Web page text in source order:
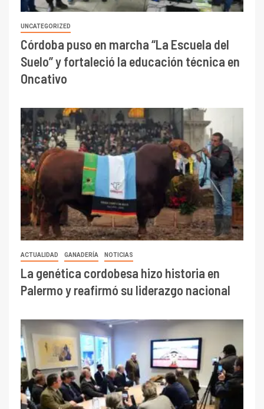
UNCATEGORIZED
Córdoba puso en marcha “La Escuela del
Suelo” y fortaleció la educación técnica en
Oncativo
ACTUALIDAD GANADERÍA NOTICIAS
La genética cordobesa hizo historia en
Palermo y reafirmó su liderazgo nacional